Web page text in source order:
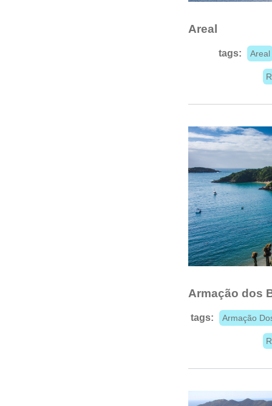
Areal
tags: Areal
Armação dos
tags: Armação